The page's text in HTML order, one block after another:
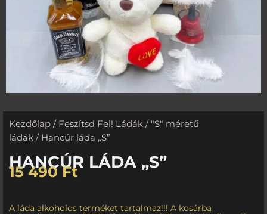
Kezdőlap / Feszítsd Fel! Ládák / "S" méretű
ládák / Hancúr láda „S”
HANCÚR LÁDA „S”
15 490Ft
A láda alkoholos terméket tartalmaz!!! A kosárba